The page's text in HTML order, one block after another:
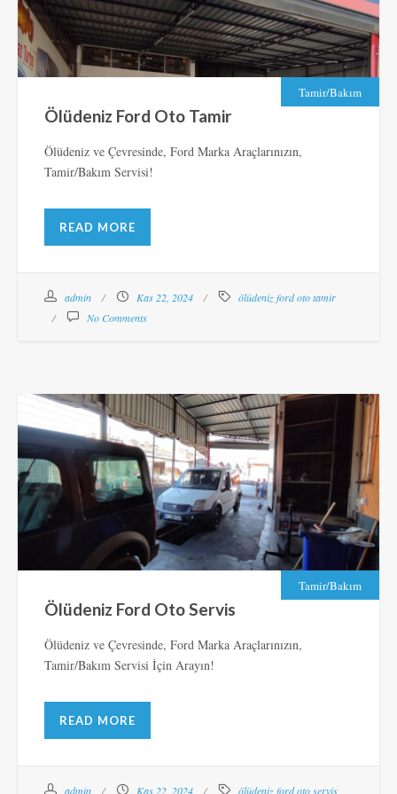
Tamir/Bakım
Ölüdeniz Ford Oto Tamir
Ölüdeniz ve Çevresinde, Ford Marka Araçlarınızın,
Tamir/Bakım Servisi!
READ MORE
admin Kas 22, 2024
ölüdeniz ford oto tamir
No Comments
Tamir/Bakım
Ölüdeniz Ford Oto Servis
Ölüdeniz ve Çevresinde, Ford Marka Araçlarınızın,
Tamir/Bakım Servisi İçin Arayın!
READ MORE
admin Kas 22, 2024 ölüdeniz ford oto servis